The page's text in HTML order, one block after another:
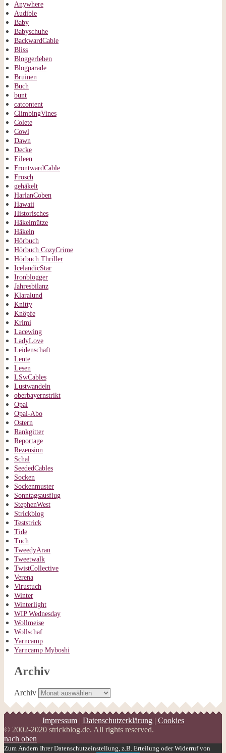
Anywhere
Audible
Baby
Babyschuhe
BackwardCable
Bliss
Bloggerleben
Blogparade
Bruinen
Buch
bunt
catcontent
ClimbingVines
Colete
Cowl
Dawn
Decke
Eileen
FrontwardCable
Frosch
gehäkelt
HarlanCoben
Hawaii
Historisches
Häkelmütze
Häkeln
Hörbuch
Hörbuch CozyCrime
Hörbuch Thriller
IcelandicStar
Ironblogger
Jahresbilanz
Klaralund
Knitty
Knöpfe
Krimi
Lacewing
LadyLove
Leidenschaft
Lente
Lesen
LSwCables
Lustwandeln
oberbayernstrikt
Opal
Opal-Abo
Ostern
Rankgitter
Reportage
Rezension
Schal
SeededCables
Socken
Sockenmuster
Sonntagsausflug
StephenWest
Strickblog
Teststrick
Tide
Tuch
TweedyAran
Tweetwalk
TwistCollective
Verena
Virustuch
Winter
Winterlight
WIP Wednesday
Wollmeise
Wollschaf
Yarncamp
Yarncamp Myboshi
Archiv
Archiv
Impressum| Datenschutzerklärung| Cookies
© 2002-2020 strickblog.de. All rights reserved.
nach oben
Zum Ändern Ihrer Datenschutzeinstellung, z.B. Erteilung oder Widerruf von